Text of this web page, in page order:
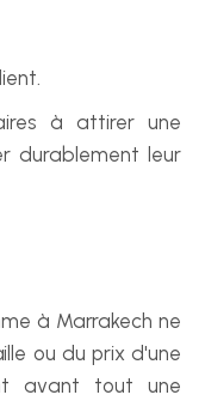
à attirer une
durablement leur
à Marrakech ne
ou du prix d'une
avant tout une